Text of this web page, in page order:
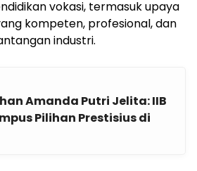
vokasi, termasuk upaya
kompeten, profesional, dan
industri.
Amanda Putri Jelita: IIB
Pilihan Prestisius di